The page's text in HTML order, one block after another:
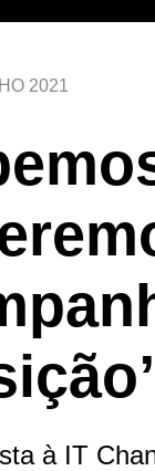
2021
à IT